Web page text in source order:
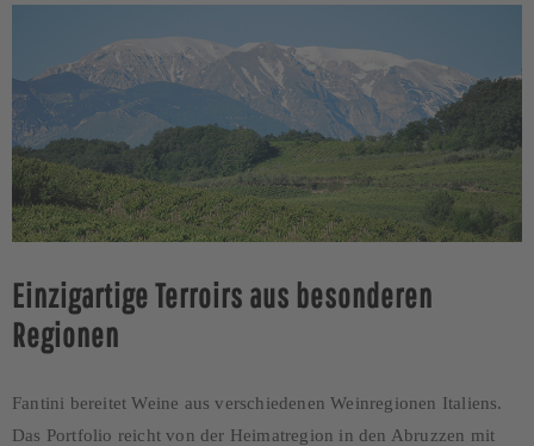
Einzigartige Terroirs aus besonderen
Regionen
Fantini bereitet Weine aus verschiedenen Weinregionen Italiens.
Das Portfolio reicht von der Heimatregion in den Abruzzen mit